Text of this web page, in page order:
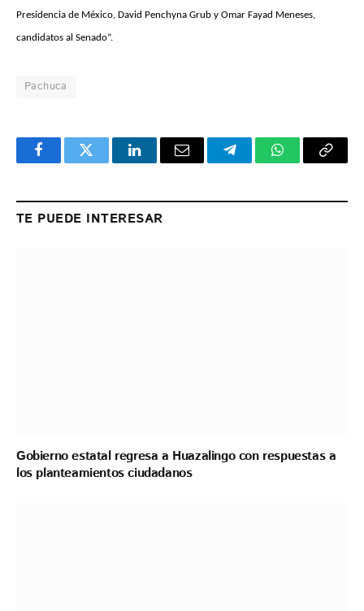
Presidencia de México, David Penchyna Grub y Omar Fayad Meneses,
candidatos al Senado”.
Pachuca
FacebookTwitter LinkedInEmail TelegramWhatsApp
Copy
TE PUEDE INTERESAR
Gobierno estatal regresa a Huazalingo con respuestas a
los planteamientos ciudadanos